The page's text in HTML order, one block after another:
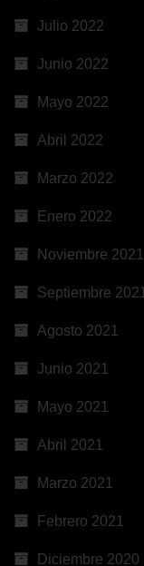
Julio 2022
Junio 2022
Mayo 2022
Abril 2022
Marzo 2022
Enero 2022
Noviembre 2021
Septiembre 2021
Agosto 2021
Junio 2021
Mayo 2021
Abril 2021
Marzo 2021
Febrero 2021
Diciembre 2020